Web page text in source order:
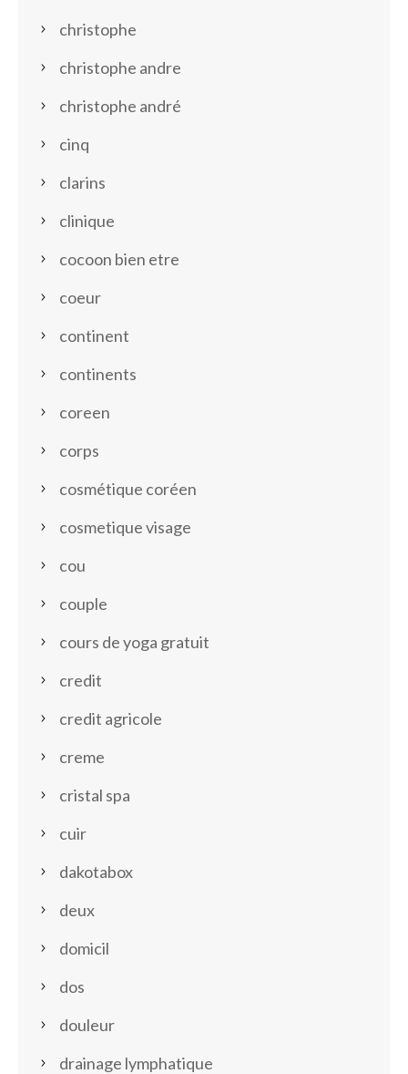
christophe
christophe andre
christophe andré
cinq
clarins
clinique
cocoon bien etre
coeur
continent
continents
coreen
corps
cosmétique coréen
cosmetique visage
cou
couple
cours de yoga gratuit
credit
credit agricole
creme
cristal spa
cuir
dakotabox
deux
domicil
dos
douleur
drainage lymphatique